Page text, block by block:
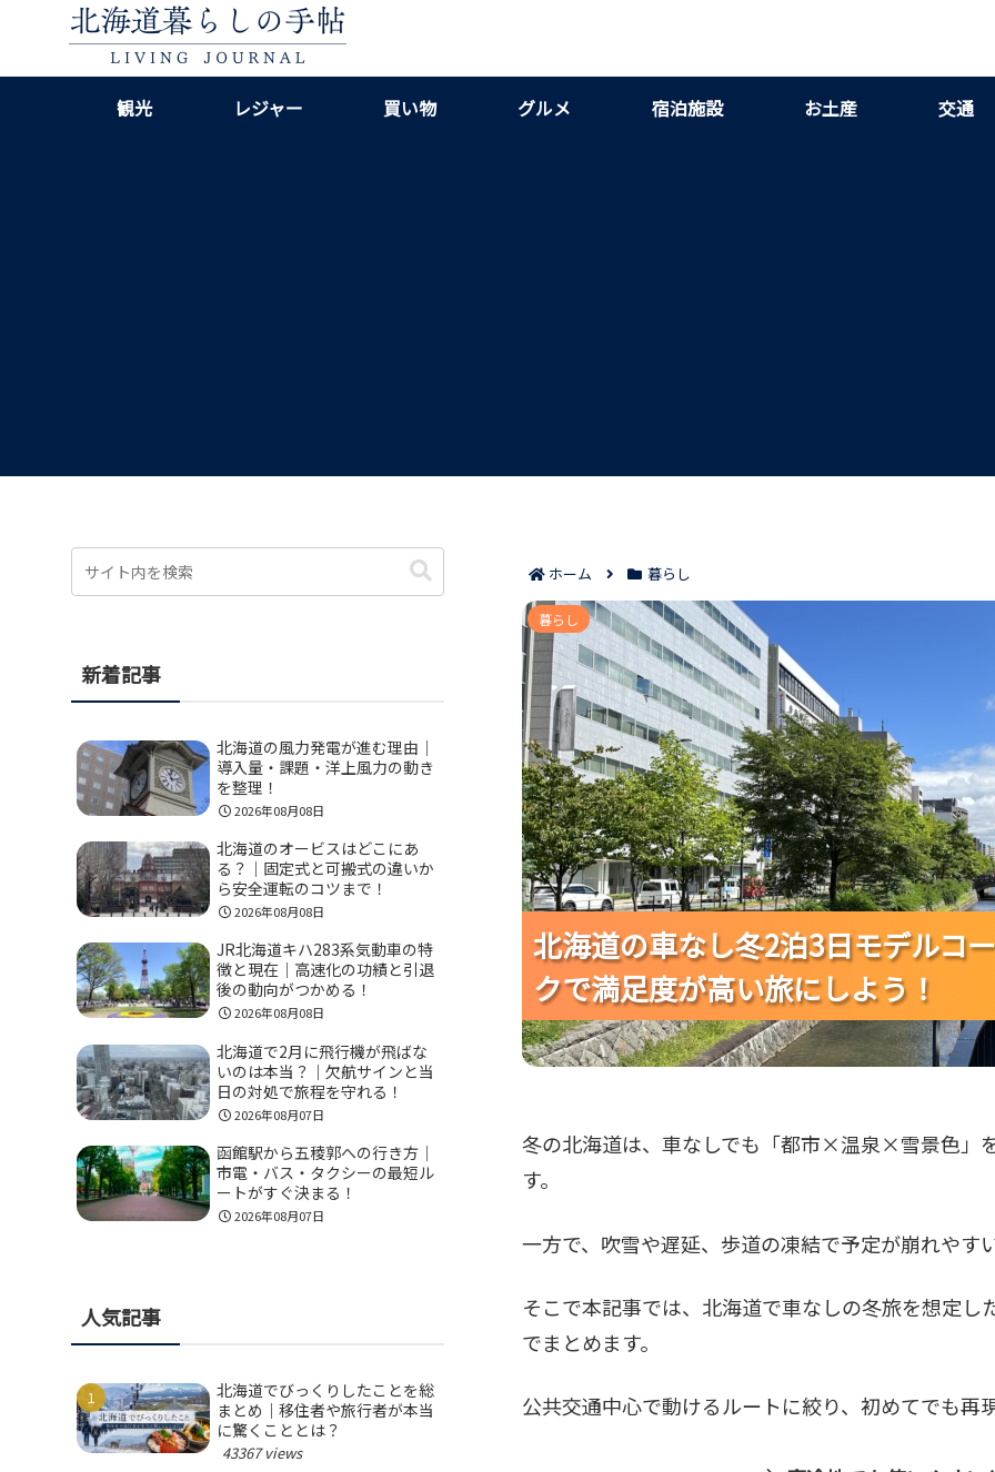
観光 レジャー 買い物 グルメ 宿泊施設 お土産 交通
ホーム 暮らし
北海道の車なし冬2泊3日モデルコースおすすめ7
北海道の車なし冬2泊3日モデルコ
クで満足度が高い旅にしよう！
北海道の車なし冬2泊3日モデルコ
クで満足度が高い旅にしよう！
北海道の車なし冬2泊3日モデルコ
クで満足度が高い旅にしよう！
暮らし
冬の北海道は、車なしでも「都市×温泉×雪景色」
す。
一方で、吹雪や遅延、歩道の凍結で予定が崩れやす
そこで本記事では、北海道で車なしの冬旅を想定
でまとめます。
公共交通中心で動けるルートに絞り、初めてでも再
新着記事
北海道の風力発電が進む理由｜
導入量・課題・洋上風力の動き
を整理！
2026年08月08日
北海道のオービスはどこにあ
る？｜固定式と可搬式の違いか
ら安全運転のコツまで！
2026年08月08日
JR北海道キハ283系気動車の特
徴と現在｜高速化の功績と引退
後の動向がつかめる！
2026年08月08日
北海道で2月に飛行機が飛ばな
いのは本当？｜欠航サインと当
日の対処で旅程を守れる！
2026年08月07日
函館駅から五稜郭への行き方｜
市電・バス・タクシーの最短ル
ートがすぐ決まる！
2026年08月07日
人気記事
北海道でびっくりしたことを総
まとめ｜移住者や旅行者が本当
に驚くこととは？
43367 views